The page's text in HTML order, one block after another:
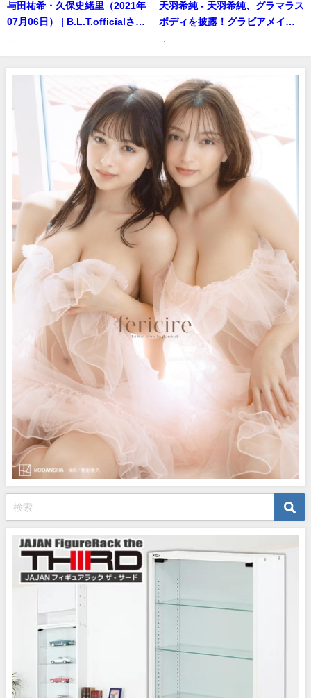
与田祐希・久保史緒里（2021年
07月06日） | B.L.T.officialさん
天羽希純 - 天羽希純、グラマラス
ボディを披露！グラビアメイキ
アチャンネルさんより